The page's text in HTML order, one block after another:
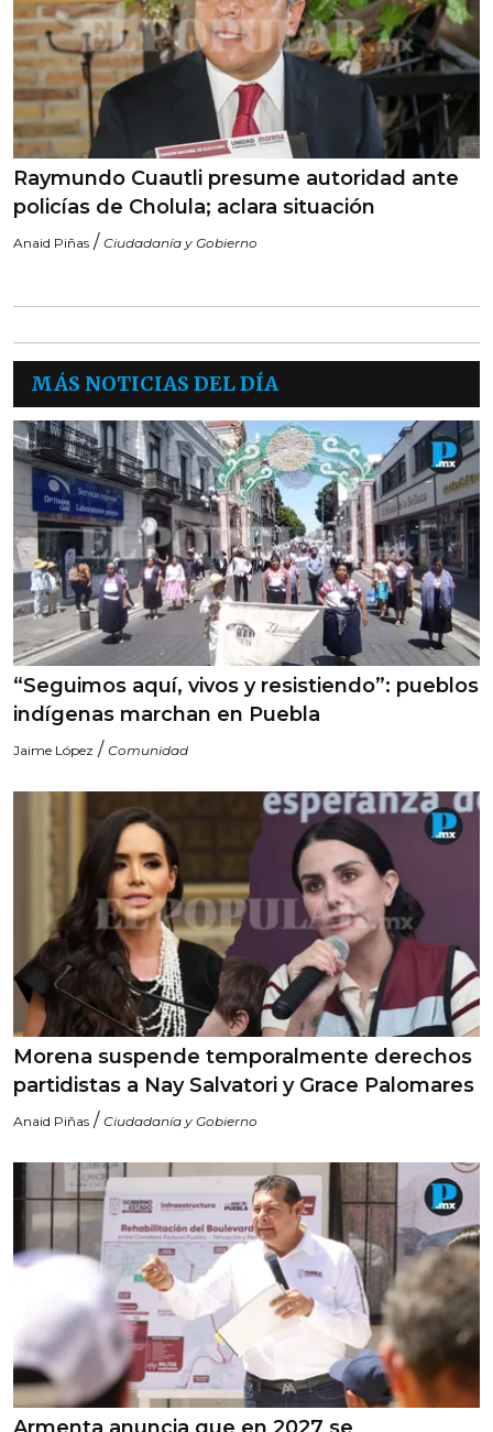
Raymundo Cuautli presume autoridad ante
policías de Cholula; aclara situación
Anaid Piñas / Ciudadanía y Gobierno
MÁS NOTICIAS DEL DÍA
“Seguimos aquí, vivos y resistiendo”: pueblos
indígenas marchan en Puebla
Jaime López / Comunidad
Morena suspende temporalmente derechos
partidistas a Nay Salvatori y Grace Palomares
Anaid Piñas / Ciudadanía y Gobierno